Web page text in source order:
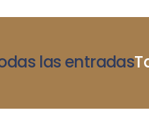
las entradas